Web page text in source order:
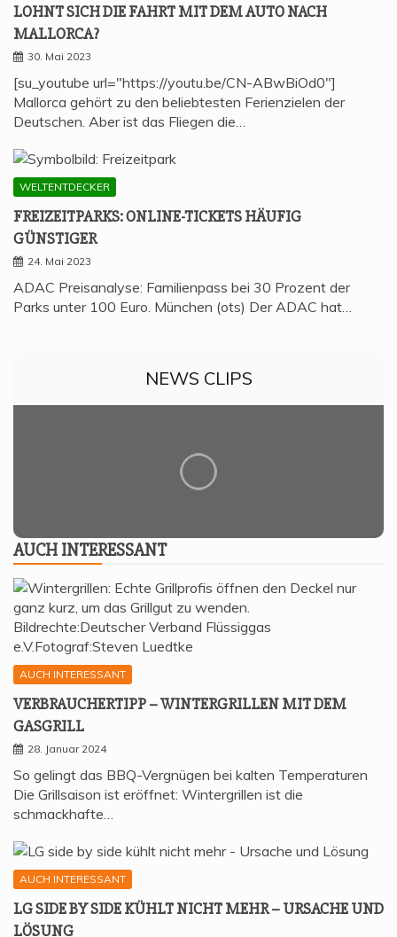
LOHNT SICH DIE FAHRT MIT DEM AUTO NACH
MALLORCA?
30. Mai 2023
[su_youtube url="https://youtu.be/CN-ABwBiOd0"]
Mallorca gehört zu den beliebtesten Ferienzielen der
Deutschen. Aber ist das Fliegen die…
WELTENTDECKER
FREI­ZEIT­PARKS: ONLINE-TICKETS HÄU­FIG
GÜNSTIGER
24. Mai 2023
ADAC Preisanalyse: Familienpass bei 30 Prozent der
Parks unter 100 Euro. München (ots) Der ADAC hat…
NEWS CLIPS
AUCH INTER­ES­SANT
AUCH INTERESSANT
VER­BRAU­CHER­TIPP – WIN­TER­GRIL­LEN MIT DEM
GASGRILL
28. Januar 2024
So gelingt das BBQ-Vergnügen bei kalten Temperaturen
Die Grillsaison ist eröffnet: Wintergrillen ist die
schmackhafte…
AUCH INTERESSANT
LG SIDE BY SIDE KÜHLT NICHT MEHR – URSA­CHE UND
LÖSUNG